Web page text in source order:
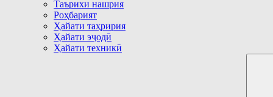
Таърихи нашрия
Роҳбарият
Ҳайати таҳририя
Ҳайати эҷодӣ
Ҳайати техникӣ